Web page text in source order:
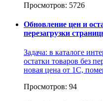
Просмотров: 5726
Обновление цен и
перезагрузки
Задача: в каталоге
остатки товаров без
новая цена от 1С,
Просмотров: 94